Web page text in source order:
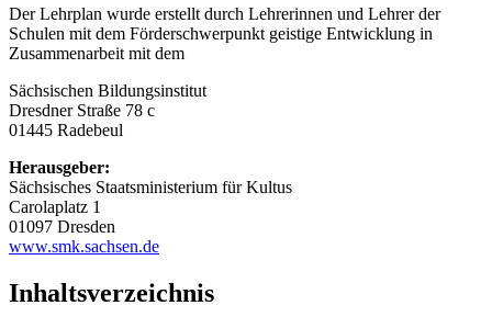
Der Lehrplan wurde erstellt durch Lehrerinnen und Lehrer der
Schulen mit dem Förderschwerpunkt geistige Entwicklung in
Zusammenarbeit mit dem
Sächsischen Bildungsinstitut
Dresdner Straße 78 c
01445 Radebeul
Herausgeber:
Sächsisches Staatsministerium für Kultus
Carolaplatz 1
01097 Dresden
www.smk.sachsen.de
Inhaltsverzeichnis